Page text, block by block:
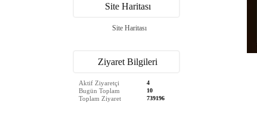
Site Haritası
Site Haritası
Ziyaret Bilgileri
Aktif Ziyaretçi 4
Bugün Toplam 10
Toplam Ziyaret 739196